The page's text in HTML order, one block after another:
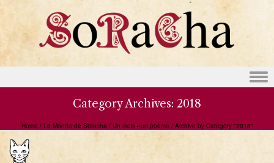
Category Archives: 2018
Home /Le Monde de Soracha /Un mois - un poème /Archive by Category "2018"